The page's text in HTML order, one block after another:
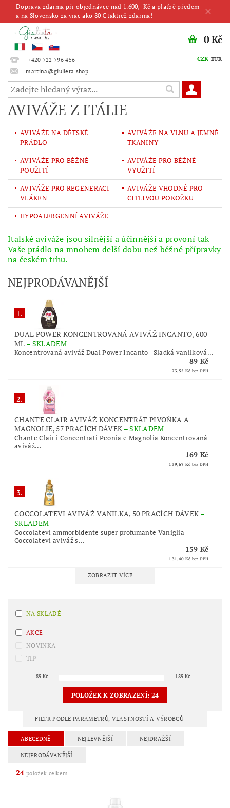
Doprava zdarma při objednávce nad 1.600,- Kč a platbě předem
a na Slovensko za viac ako 80 € taktiež zdarma!
+420 722 796 456
martina@giulieta.shop
CZK EUR
0 Kč
AVIVÁŽE Z ITÁLIE
AVIVÁŽE NA DĚTSKÉ
PRÁDLO
AVIVÁŽE NA VLNU A JEMNÉ
TKANINY
AVIVÁŽE PRO BĚŽNÉ
POUŽITÍ
AVIVÁŽE PRO BĚŽNÉ
VYUŽITÍ
AVIVÁŽE PRO REGENERACI
VLÁKEN
AVIVÁŽE VHODNÉ PRO
CITLIVOU POKOŽKU
HYPOALERGENNÍ AVIVÁŽE
Italské aviváže jsou silnější a účinnější a provoní tak
Vaše prádlo na mnohem delší dobu než běžné přípravky
na českém trhu.
NEJPRODÁVANĚJŠÍ
1.
DUAL POWER KONCENTROVANÁ AVIVÁŽ INCANTO, 600
ML – SKLADEM
Koncentrovaná aviváž Dual Power Incanto Sladká vanilková...
89 Kč
73,55 Kč bez DPH
2.
CHANTE CLAIR AVIVÁŽ KONCENTRÁT PIVOŇKA A
MAGNOLIE, 57 PRACÍCH DÁVEK –SKLADEM
Chante Clair i Concentrati Peonia e Magnolia Koncentrovaná
aviváž...
169 Kč
139,67 Kč bez DPH
3.
COCCOLATEVI AVIVÁŽ VANILKA, 50 PRACÍCH DÁVEK –
SKLADEM
Coccolatevi ammorbidente super profumante Vaniglia
Coccolatevi aviváž s...
159 Kč
131,40 Kč bez DPH
ZOBRAZIT VÍCE
NA SKLADĚ
AKCE
NOVINKA
TIP
89 Kč 189 Kč
POLOŽEK K ZOBRAZENÍ: 24
FILTR PODLE PARAMETRŮ, VLASTNOSTÍ A VÝROBCŮ
ABECEDNĚ NEJLEVNĚJŠÍ NEJDRAŽŠÍ
NEJPRODÁVANĚJŠÍ
24 položek celkem